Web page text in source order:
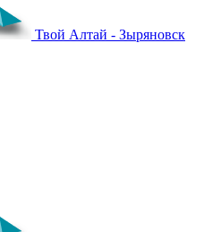
Твой Алтай - Зыряновск